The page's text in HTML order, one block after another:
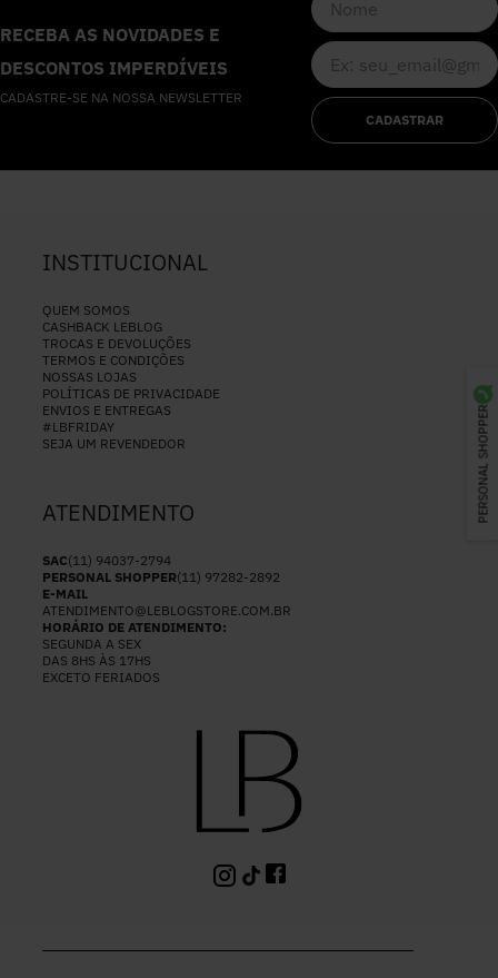
PERSONAL SHOPPER
RECEBA AS NOVIDADES E
DESCONTOS IMPERDÍVEIS
CADASTRE-SE NA NOSSA NEWSLETTER
CADASTRAR
INSTITUCIONAL
QUEM SOMOS
CASHBACK LEBLOG
TROCAS E DEVOLUÇÕES
TERMOS E CONDIÇÕES
NOSSAS LOJAS
POLÍTICAS DE PRIVACIDADE
ENVIOS E ENTREGAS
#LBFRIDAY
SEJA UM REVENDEDOR
ATENDIMENTO
SAC(11) 94037-2794
PERSONAL SHOPPER(11) 97282-2892
E-MAIL
ATENDIMENTO@LEBLOGSTORE.COM.BR
HORÁRIO DE ATENDIMENTO:
SEGUNDA A SEX
DAS 8HS ÀS 17HS
EXCETO FERIADOS